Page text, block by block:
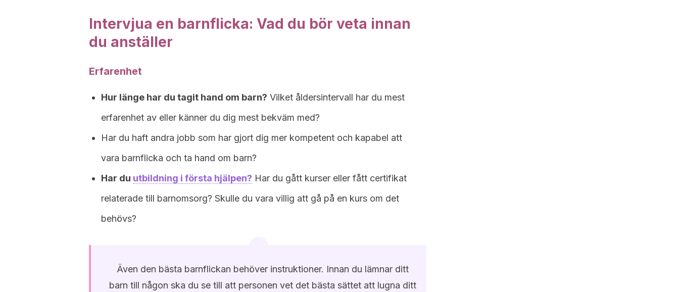
Intervjua en barnflicka: Vad du bör veta innan
du anställer
Erfarenhet
Hur länge har du tagit hand om barn? Vilket åldersintervall har du mest
erfarenhet av eller känner du dig mest bekväm med?
Har du haft andra jobb som har gjort dig mer kompetent och kapabel att
vara barnflicka och ta hand om barn?
Har du utbildning i första hjälpen? Har du gått kurser eller fått certifikat
relaterade till barnomsorg? Skulle du vara villig att gå på en kurs om det
behövs?
Även den bästa barnflickan behöver instruktioner. Innan du lämnar ditt
barn till någon ska du se till att personen vet det bästa sättet att lugna ditt